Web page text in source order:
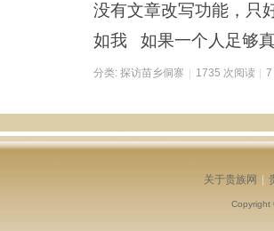
没有文章改写功能，只
如我 如果一个人足够
分类: 探访苗乡侗寨 1735 次阅读 7
关于贵族网